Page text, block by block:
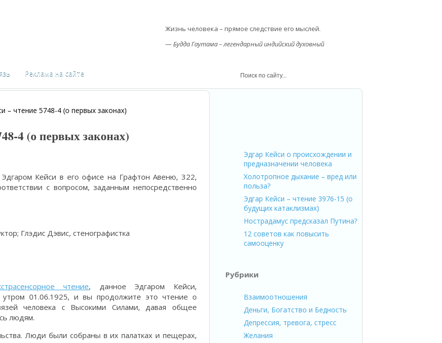
Жизнь человека – прямое следствие его мыслей.
—Будда Гаутама – легендарный индийский духовный
Реклама на сайте
– чтение 5748-4 (о первых законах)
4 (о первых законах)
Эдгаром Кейси в его офисе на Графтон Авеню, 322,
с вопросом, заданным непосредственно
Глэдис Дэвис, стенографистка
чтение, данное Эдгаром Кейси,
01.06.1925, и вы продолжите это чтение о
человека с Высокими Силами, давая общее
людям.
Люди были собраны в их палатках и пещерах,
Эдгар Кейси о происхождении и
предназначении человека
Холотропное дыхание – вред или
польза?
Эдгар Кейси – чтение 3976-15 (о
будущих катаклизмах)
Нострадамус предсказал Путина?
12 советов как повысить
самооценку
Рубрики
Взаимоотношения
Деньги, Богатство и Бедность
Депрессия, тревога, стресс
Желания